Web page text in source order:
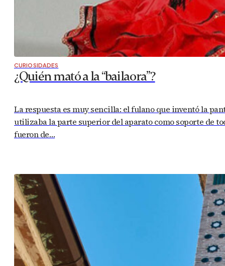
CURIOSIDADES
¿Quién mató a la “bailaora”?
La respuesta es muy sencilla: el fulano que inventó la
utilizaba la parte superior del aparato como soporte de
fueron de…